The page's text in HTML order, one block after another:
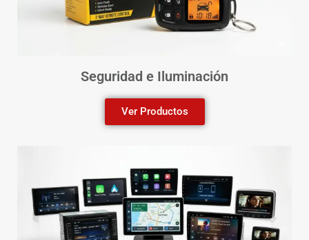
Seguridad e Iluminación
Ver Productos